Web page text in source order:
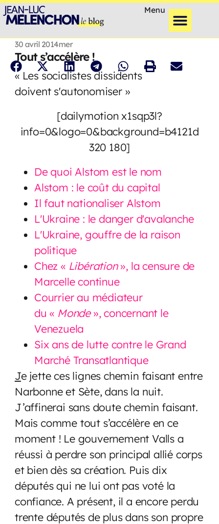
Menu
30 avril 2014mer
Tout s’accélère !
« Les socialistes dissidents
doivent s'autonomiser »
[dailymotion x1sqp3l?
info=0&logo=0&background=b4121d
320 180]
De quoi Alstom est le nom
Alstom : le coût du capital
Il faut nationaliser Alstom
L'Ukraine : le danger d'avalanche
L'Ukraine, gouffre de la raison
politique
Chez « Libération», la censure de
Marcelle continue
Courrier au médiateur
du« Monde», concernant le
Venezuela
Six ans de lutte contre le Grand
Marché Transatlantique
Je jette ces lignes chemin faisant entre
Narbonne et Sète, dans la nuit.
J’affinerai sans doute chemin faisant.
Mais comme tout s’accélère en ce
moment ! Le gouvernement Valls a
réussi à perdre son principal allié corps
et bien dès sa création. Puis dix
députés qui ne lui ont pas voté la
confiance. A présent, il a encore perdu
trente députés de plus dans son propre